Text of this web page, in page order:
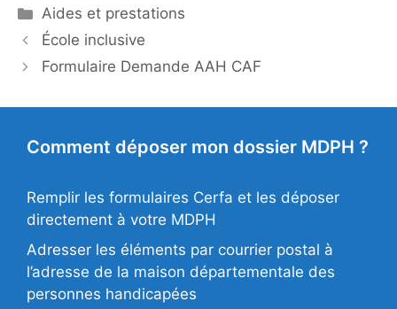
Catégories
Aides et prestations
École inclusive
Formulaire Demande AAH CAF
Comment déposer mon dossier MDPH ?
Remplir les formulaires Cerfa et les déposer
directement à votre MDPH
Adresser les éléments par courrier postal à
l’adresse de la maison départementale des
personnes handicapées